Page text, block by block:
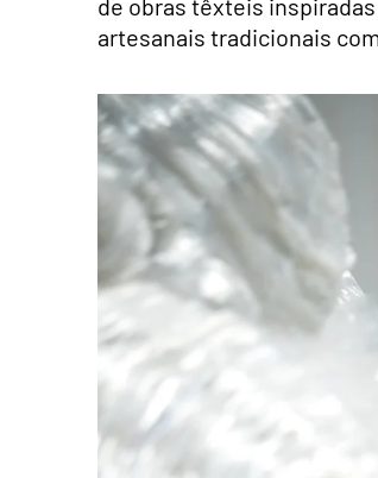
artesanais tradicionais